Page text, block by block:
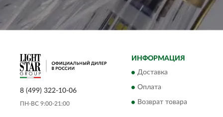
8 (499) 322-10-06
ПН-ВС 9:00-21:00
ИНФОРМАЦИЯ
Доставка
Оплата
Возврат товара